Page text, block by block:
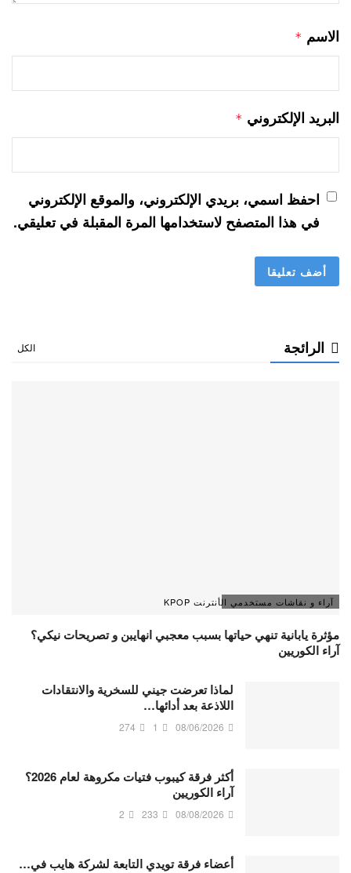
الاسم *
البريد الإلكتروني *
احفظ اسمي، بريدي الإلكتروني، والموقع الإلكتروني
في هذا المتصفح لاستخدامها المرة المقبلة في تعليقي.
الرائجة الكل
آراء و نقاشات مستخدمي الأنترنت KPOP
مؤثرة يابانية تنهي حياتها بسبب معجبي انهايبن و تصريحات نيكي؟
آراء الكوريين
لماذا تعرضت جيني للسخرية والانتقادات
اللاذعة بعد أدائها…
08/06/2026
1
274
أكثر فرقة كيبوب فتيات مكروهة لعام 2026؟
آراء الكوريين
08/08/2026
233
2
أعضاء فرقة تويدي التابعة لشركة هايب في…